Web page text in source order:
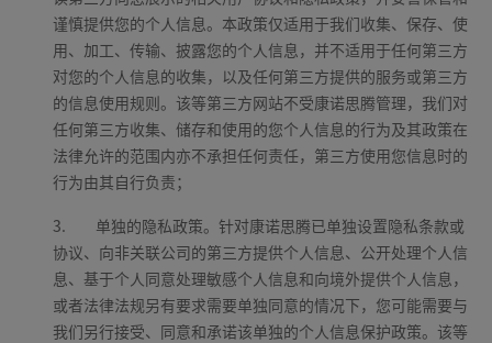
谨慎提供您的个人信息。本政策仅适用于我们收集、保存、使
用、加工、传输、披露您的个人信息，并不适用于任何第三方
对您的个人信息的收集，以及任何第三方提供的服务或第三方
的信息使用规则。该等第三方网站不受康诺思腾管理，我们对
任何第三方收集、储存和使用的您个人信息的行为及其政策在
法律允许的范围内亦不承担任何责任，第三方使用您信息时的
行为由其自行负责；
3.
单独的隐私政策。针对康诺思腾已单独设置隐私条款或
协议、向非关联公司的第三方提供个人信息、公开处理个人信
息、基于个人同意处理敏感个人信息和向境外提供个人信息，
或者法律法规另有要求需要单独同意的情况下，您可能需要与
我们另行接受、同意和承诺该单独的个人信息保护政策。该等